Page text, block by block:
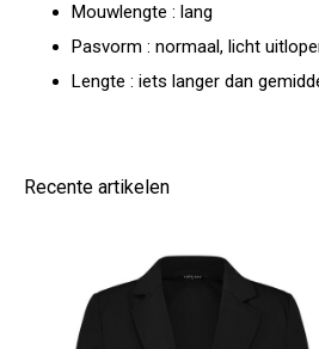
Mouwlengte : lang
Pasvorm : normaal, licht
Lengte : iets langer dan
Recente artikelen